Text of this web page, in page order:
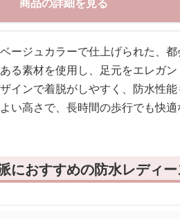
ージュカラーで仕上げられた、都
る素材を使用し、足元をエレガン
インで着脱がしやすく、防水性
い高さで、長時間の歩行でも快適
におすすめの防水レディ